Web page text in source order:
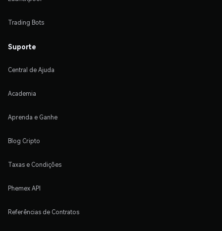
Trading Bots
Suporte
Central de Ajuda
Academia
Aprenda e Ganhe
Blog Cripto
Taxas e Condições
Phemex API
Referências de Contratos